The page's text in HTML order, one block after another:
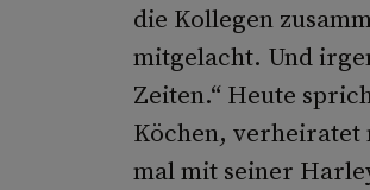
die Kollegen
mitgelacht. Und
Zeiten.“ Heute
Köchen,
mal mit seiner